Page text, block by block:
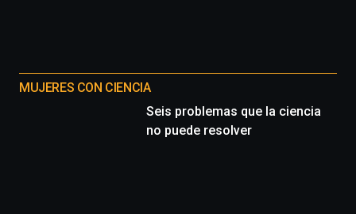
MUJERES CON CIENCIA
Seis problemas que la ciencia
no puede resolver